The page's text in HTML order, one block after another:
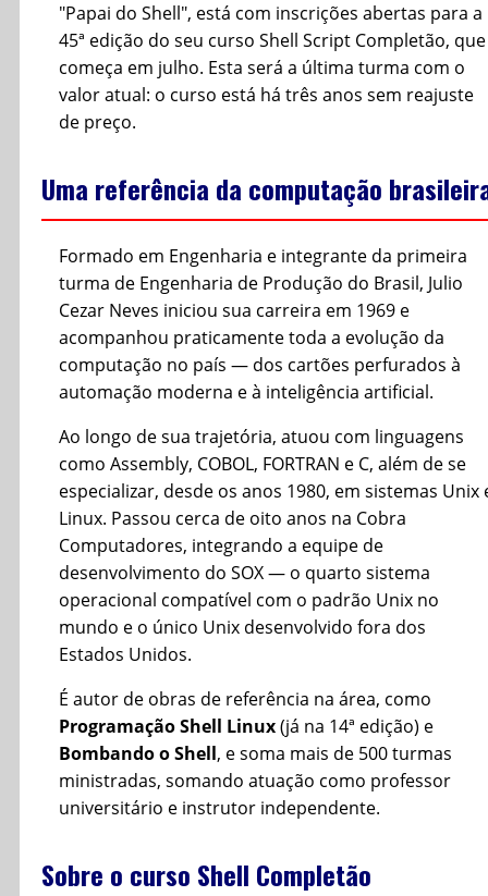
"Papai do Shell", está com inscrições abertas para a
45ª edição do seu curso Shell Script Completão, que
começa em julho. Esta será a última turma com o
valor atual: o curso está há três anos sem reajuste
de preço.
Uma referência da computação
Formado em Engenharia e integrante da primeira
turma de Engenharia de Produção do Brasil, Julio
Cezar Neves iniciou sua carreira em 1969 e
acompanhou praticamente toda a evolução da
computação no país — dos cartões perfurados à
automação moderna e à inteligência artificial.
Ao longo de sua trajetória, atuou com linguagens
como Assembly, COBOL, FORTRAN e C, além de se
especializar, desde os anos 1980, em sistemas Unix
Linux. Passou cerca de oito anos na Cobra
Computadores, integrando a equipe de
desenvolvimento do SOX — o quarto sistema
operacional compatível com o padrão Unix no
mundo e o único Unix desenvolvido fora dos
Estados Unidos.
É autor de obras de referência na área, como
Programação Shell Linux(já na 14ª edição) e
Bombando o Shell, e soma mais de 500 turmas
ministradas, somando atuação como professor
universitário e instrutor independente.
Sobre o curso Shell Completão